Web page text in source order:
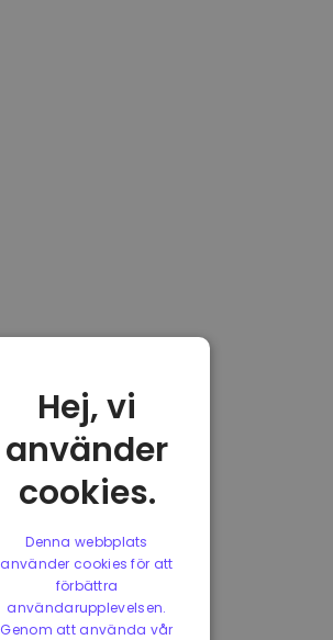
Hej, vi
använder
cookies.
Denna webbplats
använder cookies för att
förbättra
användarupplevelsen.
Genom att använda vår